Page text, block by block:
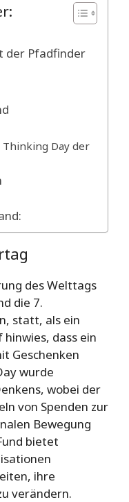
der Pfadfinder
Day der
des Welttags
die 7.
statt, als ein
dass ein
Geschenken
wurde
wobei der
von Spenden zur
Bewegung
bietet
ihre
verändern.